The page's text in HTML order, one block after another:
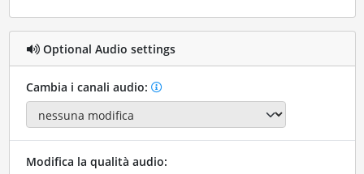
Optional Audio settings
Cambia i canali audio:
Modifica la qualità audio: